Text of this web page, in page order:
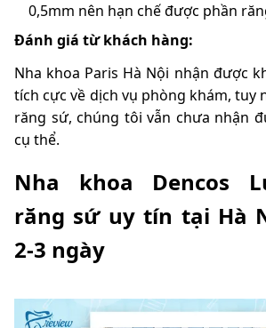
0,5mm nên hạn chế được phần
Đánh giá từ khách hàng:
Nha khoa Paris Hà Nội nhận được
tích cực về dịch vụ phòng khám, tuy
răng sứ, chúng tôi vẫn chưa nhận
cụ thể.
Nha khoa Dencos
răng sứ uy tín tại Hà
2-3 ngày